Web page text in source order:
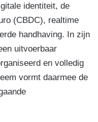
identiteit, de
(CBDC), realtime
handhaving. In zijn
uitvoerbaar
en volledig
vormt daarmee de